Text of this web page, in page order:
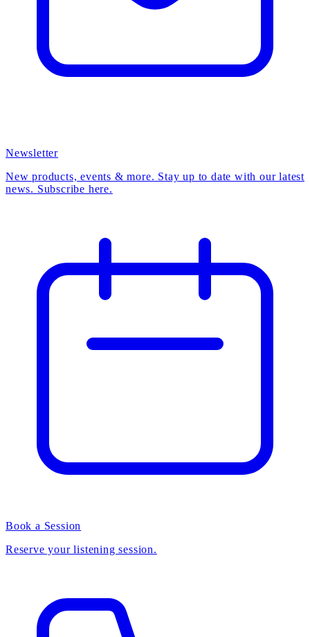
Newsletter
New products, events & more. Stay up to date with our latest
news. Subscribe here.
Book a Session
Reserve your listening session.